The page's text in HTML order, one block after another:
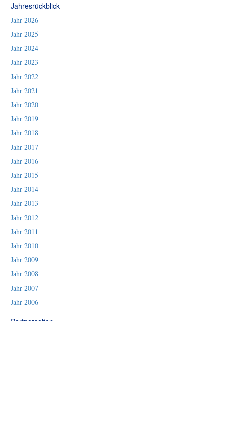
Jahresrückblick
Jahr 2026
Jahr 2025
Jahr 2024
Jahr 2023
Jahr 2022
Jahr 2021
Jahr 2020
Jahr 2019
Jahr 2018
Jahr 2017
Jahr 2016
Jahr 2015
Jahr 2014
Jahr 2013
Jahr 2012
Jahr 2011
Jahr 2010
Jahr 2009
Jahr 2008
Jahr 2007
Jahr 2006
Partnerseiten